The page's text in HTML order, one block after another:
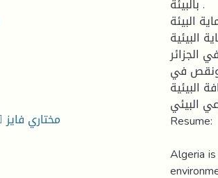
كرمیش علاء الدین  مختاري فایز
بالبیئة .
البیئة.
البیئیة
في الجزائر
ونقص في
البیئیة،
البیئي.
Resume:
Algeria